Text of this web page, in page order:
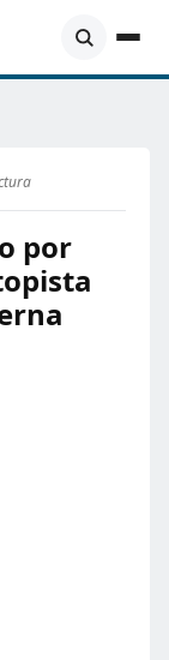
por